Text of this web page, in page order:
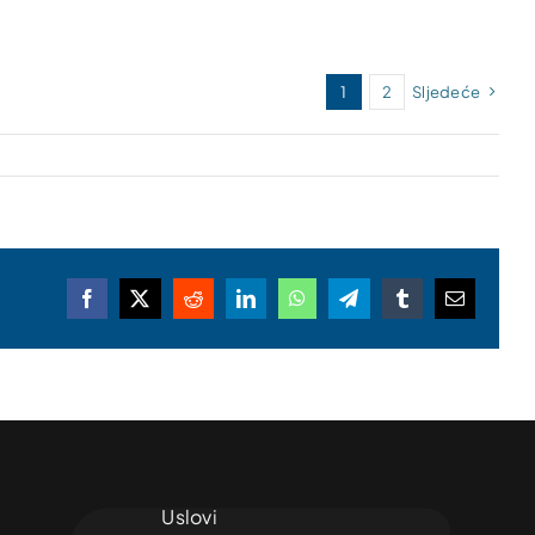
1 2 Sljedeće
Facebook
X RedditLinkedInWhatsAppTelegramTumblrEmail
Uslovi